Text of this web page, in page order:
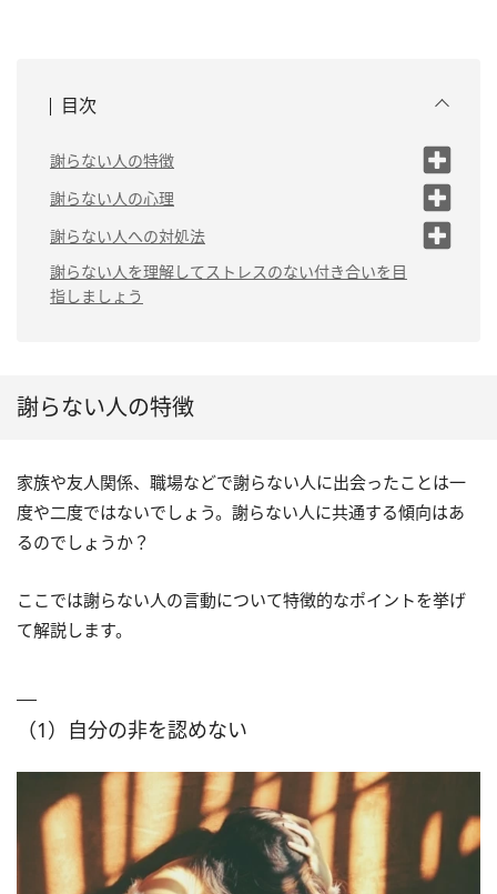
目次
謝らない人の特徴
（1）自分の非を認めな
い
（2）自分以外のせいに
する
（3）自己中心的
謝らない人の心理
（1）プライドが高い
（2）自分に自信がない
（3）責任を取りたくない
（6）謝り方が分からない
（8）そのうち許されると思ってい
る
（9）別の機会に挽回しようとして
謝らない人への対処法
（1）少し時間を置いてから
諭す
（4）謝らない相手を受け入
れる
謝らない人を理解してストレスのない付き合いを目
指しましょう
謝らない人の特徴
家族や友人関係、職場などで謝らない人に出会ったことは一
度や二度ではないでしょう。謝らない人に共通する傾向はあ
るのでしょうか？
ここでは謝らない人の言動について特徴的なポイントを挙げ
て解説します。
（1）自分の非を認めない